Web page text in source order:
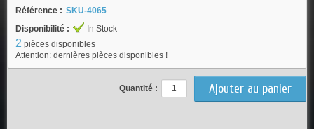
Référence : SKU-4065
Disponibilité :
In Stock
2 pièces disponibles
Attention: dernières pièces disponibles !
Quantité :